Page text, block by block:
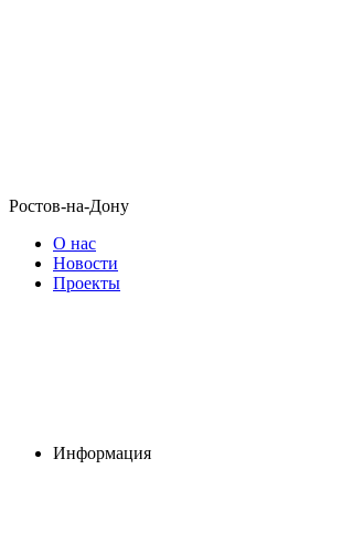
Ростов-на-Дону
О нас
Новости
Проекты
Информация